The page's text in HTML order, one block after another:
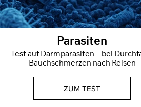
Parasiten
Test auf Darmparasiten – bei
Bauchschmerzen nach Reisen
ZUM TEST